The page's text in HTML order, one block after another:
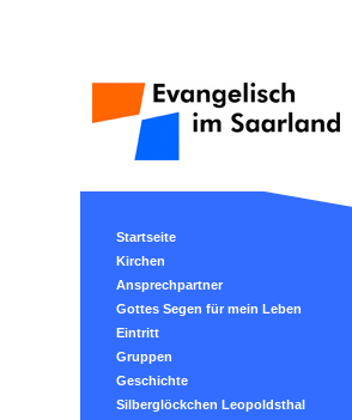
Startseite
Kirchen
Ansprechpartner
Gottes Segen für mein Leben
Eintritt
Gruppen
Geschichte
Silberglöckchen Leopoldsthal